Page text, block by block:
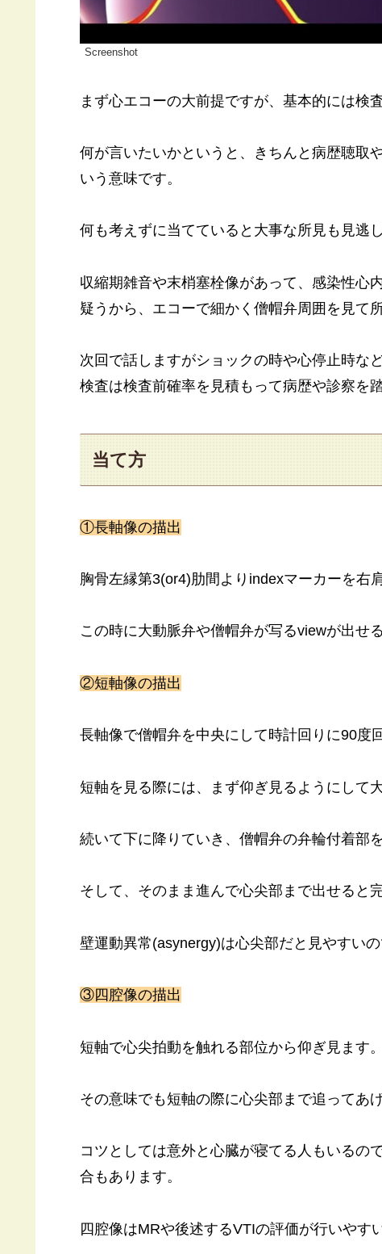
Screenshot
まず心エコーの大前提ですが、基本的には検
何が言いたいかというと、きちんと病歴聴取
いう意味です。
何も考えずに当てていると大事な所見も見逃
収縮期雑音や末梢塞栓像があって、感染性心
疑うから、エコーで細かく僧帽弁周囲を見て
次回で話しますがショックの時や心停止時な
検査は検査前確率を見積もって病歴や診察を
当て方
①長軸像の描出
胸骨左縁第3(or4)肋間よりindexマーカーを右
この時に大動脈弁や僧帽弁が写るviewが出せ
②短軸像の描出
長軸像で僧帽弁を中央にして時計回りに90度
短軸を見る際には、まず仰ぎ見るようにして
続いて下に降りていき、僧帽弁の弁輪付着部を
そして、そのまま進んで心尖部まで出せると完
壁運動異常(asynergy)は心尖部だと見やすい
③四腔像の描出
短軸で心尖拍動を触れる部位から仰ぎ見ます。
その意味でも短軸の際に心尖部まで追ってあ
コツとしては意外と心臓が寝てる人もいるの
合もあります。
四腔像はMRや後述するVTIの評価が行いやす